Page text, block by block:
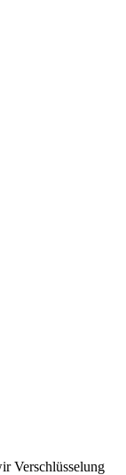
Verschlüsselung